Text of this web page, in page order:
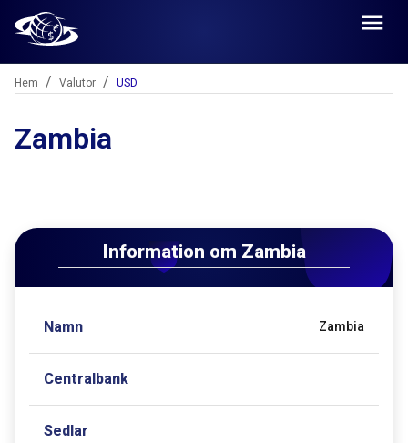
Hem / Valutor / USD
Zambia
Information om Zambia
Namn Zambia
Centralbank
Sedlar